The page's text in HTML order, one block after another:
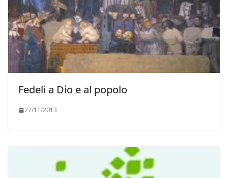
Fedeli a Dio e al popolo
27/11/2013